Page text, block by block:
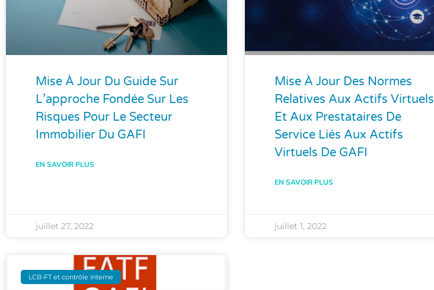
Mise À Jour Du Guide Sur
L’approche Fondée Sur Les
Risques Pour Le Secteur
Immobilier Du GAFI
EN SAVOIR PLUS
juillet 27, 2022
Mise À Jour Des Normes
Relatives Aux Actifs Virtuels
Et Aux Prestataires De
Service Liés Aux Actifs
Virtuels De GAFI
EN SAVOIR PLUS
juillet 1, 2022
LCB-FT et contrôle interne